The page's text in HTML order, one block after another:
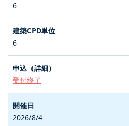
6
6
受付終了
2026/8/4